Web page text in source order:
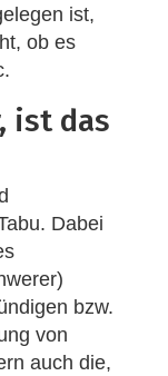
ist,
ob es
ist das
Dabei
bzw.
von
auch die,